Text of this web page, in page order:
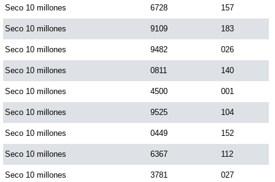
Seco 10 millones 6728 157
Seco 10 millones 9109 183
Seco 10 millones 9482 026
Seco 10 millones 0811 140
Seco 10 millones 4500 001
Seco 10 millones 9525 104
Seco 10 millones 0449 152
Seco 10 millones 6367 112
Seco 10 millones 3781 027